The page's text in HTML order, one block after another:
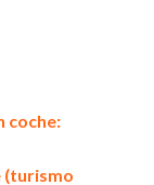
coche:
(turismo